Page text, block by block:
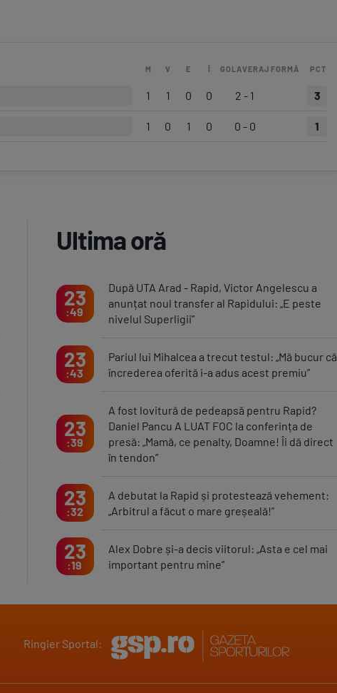
M V E Î GOLAVERAJ FORMĂ PCT
1 1 0 0 2 - 1 3
1 0 1 0 0 - 0 1
Ultima oră
23
49
După UTA Arad - Rapid, Victor Angelescu a
anunțat noul transfer al Rapidului: „E peste
nivelul Superligii”
23
43
Pariul lui Mihalcea a trecut testul: „Mă bucur că
încrederea oferită i-a adus acest premiu”
23
39
A fost lovitură de pedeapsă pentru Rapid?
Daniel Pancu A LUAT FOC la conferința de
presă: „Mamă, ce penalty, Doamne! Îi dă direct
în tendon”
23
32
A debutat la Rapid și protestează vehement:
„Arbitrul a făcut o mare greșeală!”
23
19
Alex Dobre și-a decis viitorul: „Asta e cel mai
important pentru mine”
Ringier Sportal: